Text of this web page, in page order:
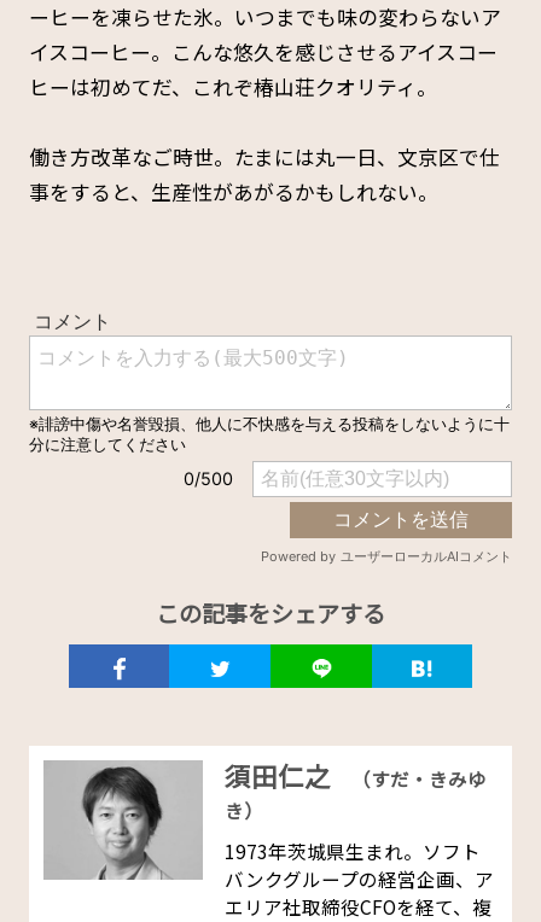
ーヒーを凍らせた氷。いつまでも味の変わらないア
イスコーヒー。こんな悠久を感じさせるアイスコー
ヒーは初めてだ、これぞ椿山荘クオリティ。
働き方改革なご時世。たまには丸一日、文京区で仕
事をすると、生産性があがるかもしれない。
この記事をシェアする
須田仁之
（すだ・きみゆ
き）
1973年茨城県生まれ。ソフト
バンクグループの経営企画、ア
エリア社取締役CFOを経て、複